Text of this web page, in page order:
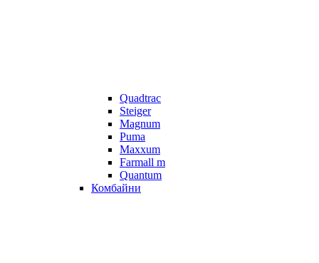
Quadtrac
Steiger
Magnum
Puma
Maxxum
Farmall m
Quantum
Комбайни